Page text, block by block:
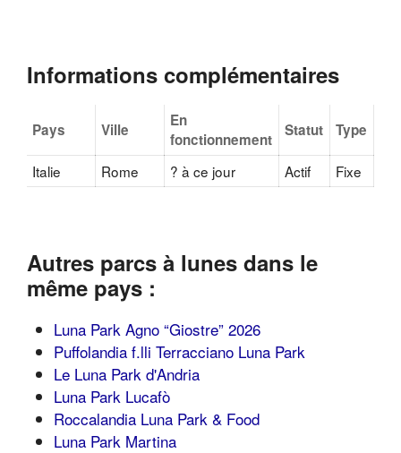
Informations complémentaires
Pays Ville
En
fonctionnement
Statut Type
Italie Rome ? à ce jour Actif Fixe
Autres parcs à lunes dans le
même pays :
Luna Park Agno “Giostre” 2026
Puffolandia f.lli Terracciano Luna Park
Le Luna Park d'Andria
Luna Park Lucafò
Roccalandia Luna Park & Food
Luna Park Martina